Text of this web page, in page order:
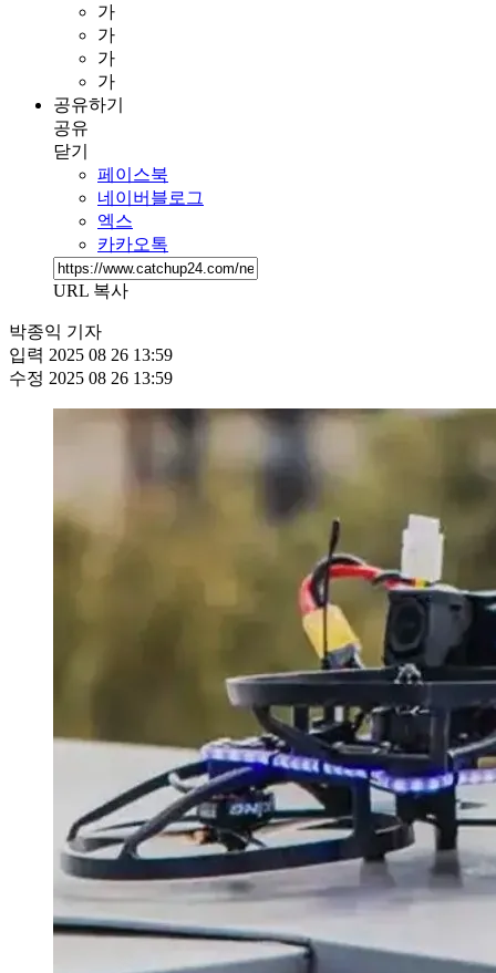
가
가
가
가
공유하기
공유
닫기
페이스북
네이버블로그
엑스
카카오톡
URL 복사
박종익 기자
입력 2025 08 26 13:59
수정 2025 08 26 13:59